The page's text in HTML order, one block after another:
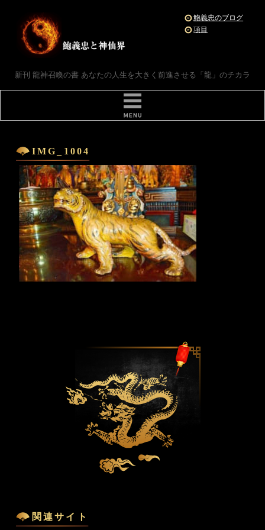
鮑義忠のブログ
項目
新刊 龍神召喚の書 あなたの人生を大きく前進させる「龍」のチカラ
IMG_1004
関連サイト